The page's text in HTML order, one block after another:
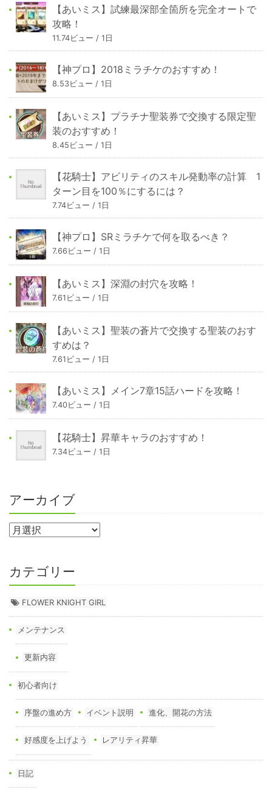
【あいミス】試練最深部全箇所を完全オートで
攻略！
11.74ビュー / 1日
【神プロ】2018ミラチケのおすすめ！
8.53ビュー / 1日
【あいミス】プラチナ聖装券で交換する限定聖
装のおすすめ！
8.45ビュー / 1日
【花騎士】アビリティのスキル発動率の計算 1
ターン目を100％にするには？
7.74ビュー / 1日
【神プロ】SRミラチケで何を取るべき？
7.66ビュー / 1日
【あいミス】深淵の封穴を攻略！
7.61ビュー / 1日
【あいミス】聖装の蒼片で交換する聖装のおす
すめは？
7.61ビュー / 1日
【あいミス】メイン7章15話ハードを攻略！
7.40ビュー / 1日
【花騎士】昇華キャラのおすすめ！
7.34ビュー / 1日
アーカイブ
カテゴリー
FLOWER KNIGHT GIRL
メンテナンス
更新内容
初心者向け
序盤の進め方 イベント説明 進化、開花の方法
好感度を上げよう レアリティ昇華
日記